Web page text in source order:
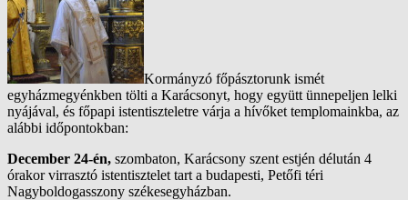
Kormányzó főpásztorunk ismét
egyházmegyénkben tölti a Karácsonyt, hogy együtt ünnepeljen lelki
nyájával, és főpapi istentiszteletre várja a hívőket templomainkba, az
alábbi időpontokban:
December 24-én, szombaton, Karácsony szent estjén délután 4
órakor virrasztó istentisztelet tart a budapesti, Petőfi téri
Nagyboldogasszony székesegyházban.